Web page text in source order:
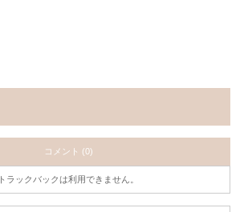
コメント (0)
トラックバックは利用できません。